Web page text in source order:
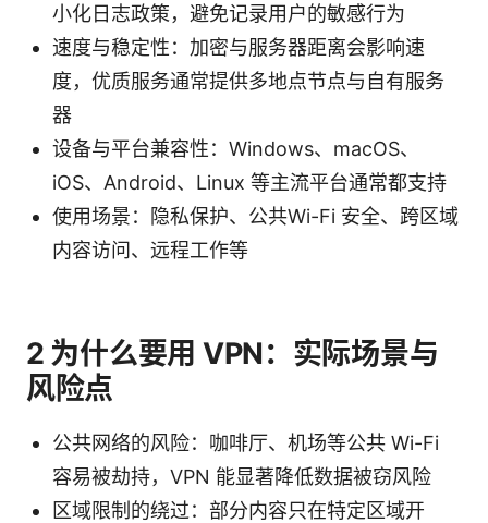
小化日志政策，避免记录用户的敏感行为
速度与稳定性：加密与服务器距离会影响速
度，优质服务通常提供多地点节点与自有服务
器
设备与平台兼容性：Windows、macOS、
iOS、Android、Linux 等主流平台通常都支持
使用场景：隐私保护、公共Wi-Fi 安全、跨区域
内容访问、远程工作等
2 为什么要用 VPN：实际场景与
风险点
公共网络的风险：咖啡厅、机场等公共 Wi-Fi
容易被劫持，VPN 能显著降低数据被窃风险
区域限制的绕过：部分内容只在特定区域开